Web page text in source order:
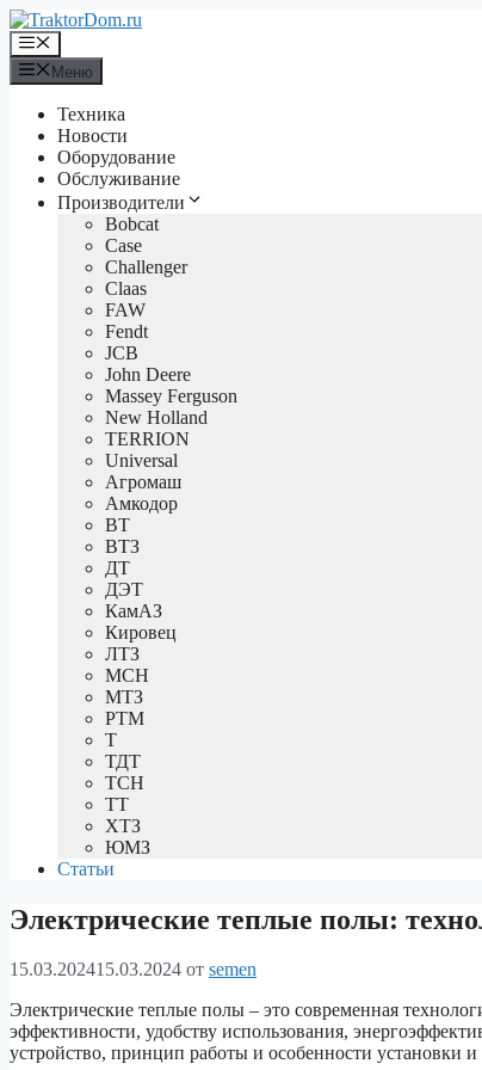
Перейти
к
содержимому
Меню
Меню
Техника
Новости
Оборудование
Обслуживание
Производители
Bobcat
Case
Challenger
Claas
FAW
Fendt
JCB
John Deere
Massey Ferguson
New Holland
TERRION
Universal
Агромаш
Амкодор
ВТ
ВТЗ
ДТ
ДЭТ
КамАЗ
Кировец
ЛТЗ
МСН
МТЗ
РТМ
Т
ТДТ
ТСН
ТТ
ХТЗ
ЮМЗ
Статьи
Электрические теплые полы:
15.03.202415.03.2024 от semen
Электрические теплые полы – это современная
эффективности, удобству использования,
устройство, принцип работы и особенности установки и